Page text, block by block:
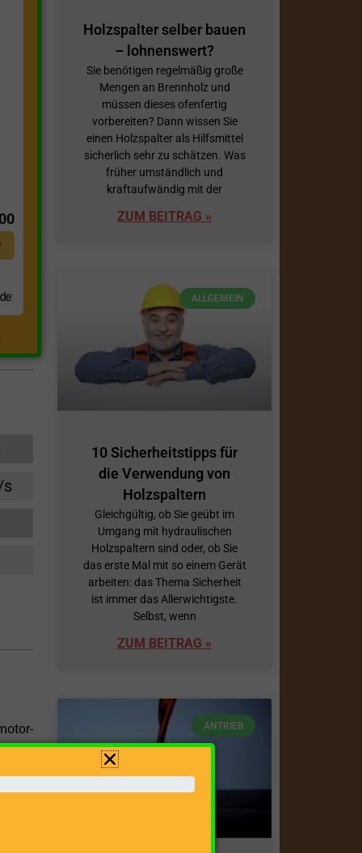
V
Holzspalter selber bauen
– lohnenswert?
Sie benötigen regelmäßig große
Mengen an Brennholz und
müssen dieses ofenfertig
vorbereiten? Dann wissen Sie
einen Holzspalter als Hilfsmittel
sicherlich sehr zu schätzen. Was
früher umständlich und
kraftaufwändig mit der
ZUM BEITRAG »
ALLGEMEIN
10 Sicherheitstipps für
die Verwendung von
Holzspaltern
Gleichgültig, ob Sie geübt im
Umgang mit hydraulischen
Holzspaltern sind oder, ob Sie
das erste Mal mit so einem Gerät
arbeiten: das Thema Sicherheit
ist immer das Allerwichtigste.
Selbst, wenn
ZUM BEITRAG »
ANTRIEB